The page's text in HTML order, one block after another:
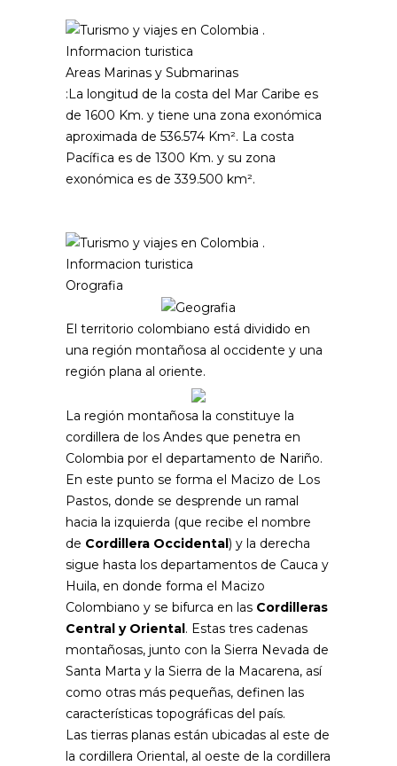
Areas Marinas y Submarinas
:La longitud de la costa del Mar Caribe es
de 1600 Km. y tiene una zona exonómica
aproximada de 536.574 Km². La costa
Pacífica es de 1300 Km. y su zona
exonómica es de 339.500 km².
Orografia
El territorio colombiano está dividido en
una región montañosa al occidente y una
región plana al oriente.
La región montañosa la constituye la
cordillera de los Andes que penetra en
Colombia por el departamento de Nariño.
En este punto se forma el Macizo de Los
Pastos, donde se desprende un ramal
hacia la izquierda (que recibe el nombre
de Cordillera Occidental ) y la derecha
sigue hasta los departamentos de Cauca y
Huila, en donde forma el Macizo
Colombiano y se bifurca en las Cordilleras
Central y Oriental . Estas tres cadenas
montañosas, junto con la Sierra Nevada de
Santa Marta y la Sierra de la Macarena, así
como otras más pequeñas, definen las
características topográficas del país.
Las tierras planas están ubicadas al este de
la cordillera Oriental, al oeste de la cordillera